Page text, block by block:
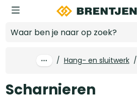
Ga naar hoofdinhoud
/ Hang- en sluitwerk /
Scharnieren